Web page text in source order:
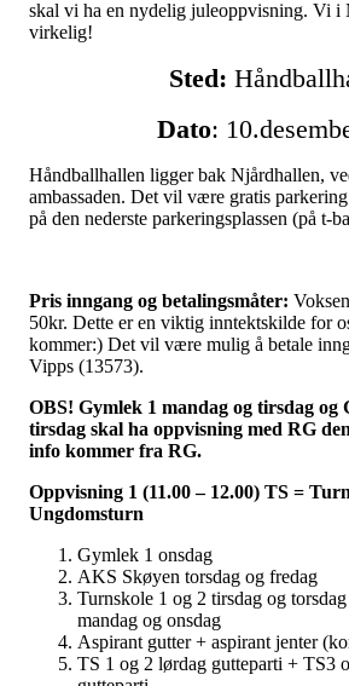
skal vi ha en nydelig juleoppvisning. Vi i
virkelig!
Sted:
Dato:
Håndballhallen ligger bak Njårdhallen,
ambassaden. Det vil være gratis
på den nederste parkeringsplassen (på t-
Pris inngang og betalingsmåter:
50kr. Dette er en viktig inntektskilde for
kommer:) Det vil være mulig å betale
Vipps (13573).
OBS! Gymlek 1 mandag og tirsdag og
tirsdag skal ha oppvisning med RG
info kommer fra RG.
Oppvisning 1 (11.00 – 12.00) TS =
Ungdomsturn
Gymlek 1 onsdag
AKS Skøyen torsdag og fredag
Turnskole 1 og 2 tirsdag og
mandag og onsdag
Aspirant gutter + aspirant jenter
TS 1 og 2 lørdag gutteparti + TS3